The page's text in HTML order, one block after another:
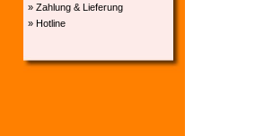
» Zahlung & Lieferung
» Hotline